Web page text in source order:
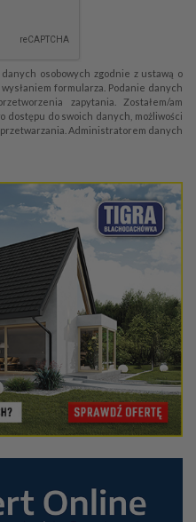
osobowych zgodnie z ustawą o
formularza. Podanie danych
zapytania. Zostałem/am
dostępu do swoich danych, możliwości
Administratorem danych